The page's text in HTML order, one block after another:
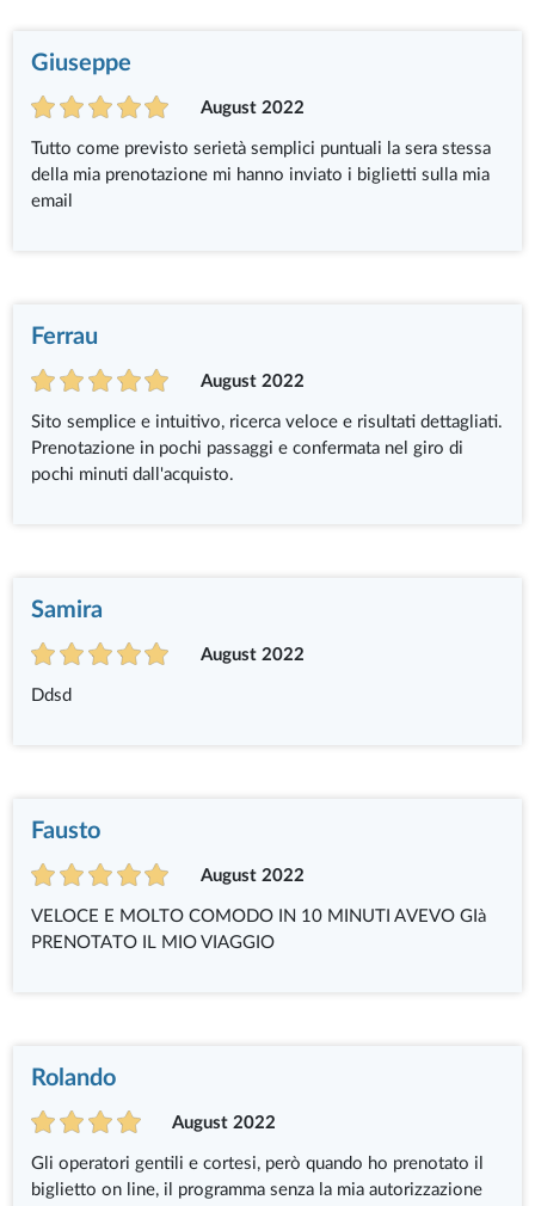
Giuseppe
August 2022
Tutto come previsto serietà semplici puntuali la sera stessa
della mia prenotazione mi hanno inviato i biglietti sulla mia
email
Ferrau
August 2022
Sito semplice e intuitivo, ricerca veloce e risultati dettagliati.
Prenotazione in pochi passaggi e confermata nel giro di
pochi minuti dall'acquisto.
Samira
August 2022
Ddsd
Fausto
August 2022
VELOCE E MOLTO COMODO IN 10 MINUTI AVEVO GIà
PRENOTATO IL MIO VIAGGIO
Rolando
August 2022
Gli operatori gentili e cortesi, però quando ho prenotato il
biglietto on line, il programma senza la mia autorizzazione